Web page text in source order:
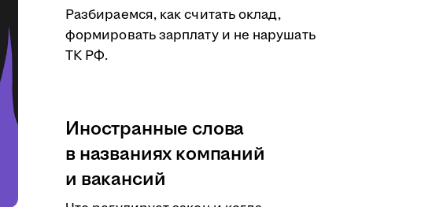
Разбираемся, как считать оклад,
формировать зарплату и не нарушать
ТК РФ.
Иностранные слова
в названиях компаний
и вакансий